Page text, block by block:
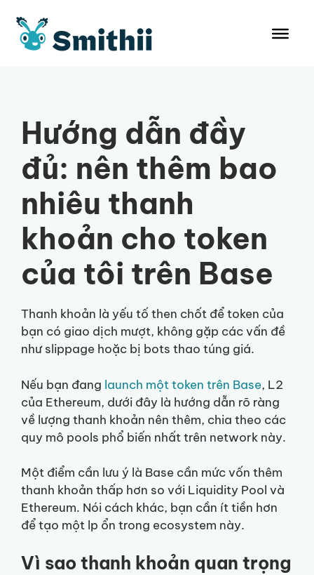
đến
Hướng dẫn đầy
đủ: nên thêm bao
nhiêu thanh
khoản cho token
của tôi trên Base
Thanh khoản là yếu tố then chốt để token của
bạn có giao dịch mượt, không gặp các vấn đề
như slippage hoặc bị bots thao túng giá.
Nếu bạn đang launch một token trên Base, L2
của Ethereum, dưới đây là hướng dẫn rõ ràng
về lượng thanh khoản nên thêm, chia theo các
quy mô pools phổ biến nhất trên network này.
Một điểm cần lưu ý là Base cần mức vốn thêm
thanh khoản thấp hơn so với Liquidity Pool và
Ethereum. Nói cách khác, bạn cần ít tiền hơn
để tạo một lp ổn trong ecosystem này.
Vì sao thanh khoản quan trọng